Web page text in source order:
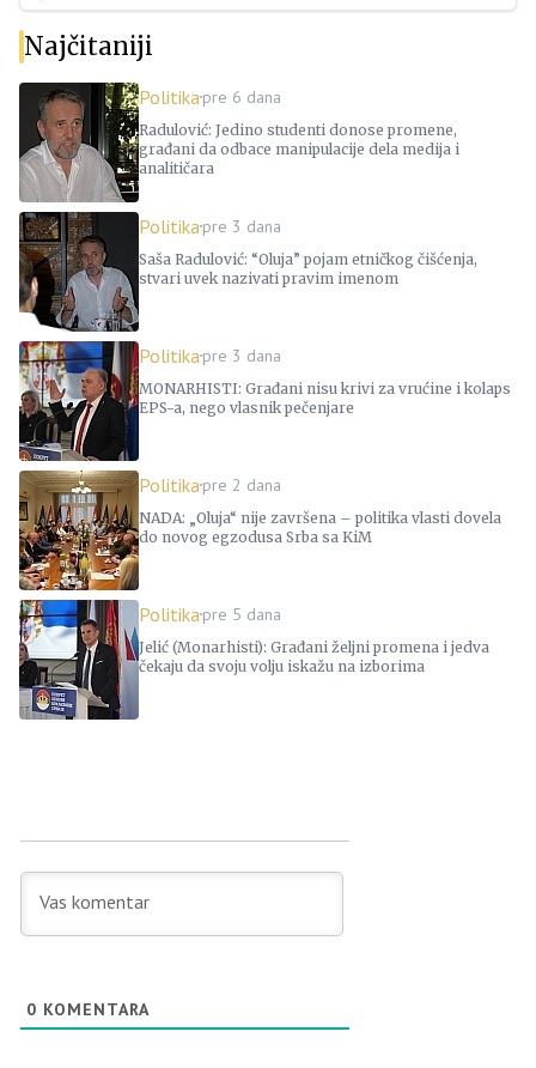
Najčitaniji
Politika pre 6 dana
Radulović: Jedino studenti donose promene,
građani da odbace manipulacije dela medija i
analitičara
Politika pre 3 dana
Saša Radulović: “Oluja” pojam etničkog čišćenja,
stvari uvek nazivati pravim imenom
Politika pre 3 dana
MONARHISTI: Građani nisu krivi za vrućine i kolaps
EPS-a, nego vlasnik pečenjare
Politika pre 2 dana
NADA: „Oluja“ nije završena – politika vlasti dovela
do novog egzodusa Srba sa KiM
Politika pre 5 dana
Jelić (Monarhisti): Građani željni promena i jedva
čekaju da svoju volju iskažu na izborima
0 KOMENTARA